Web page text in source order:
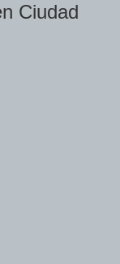
Ciudad